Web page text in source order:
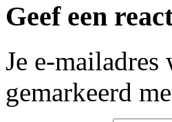
Geef een
Je e-
gemarkeerd